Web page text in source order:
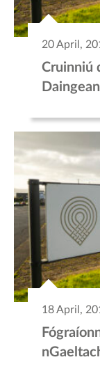
20 April,
Cruinniú
Daingean
18 April,